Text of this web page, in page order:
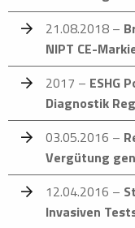
21.08.2018 –
NIPT CE-
2017 – ESHG
Diagnostik
03.05.2016 –
Vergütung
12.04.2016 –
Invasiven